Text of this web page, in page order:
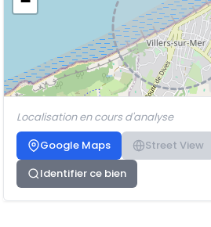
Localisation en cours d'analyse
Google Maps
Street View
Identifier ce bien